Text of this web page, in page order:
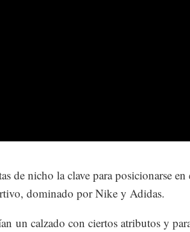
de nicho la clave para posicionarse en
dominado por Nike y Adidas.
un calzado con ciertos atributos y